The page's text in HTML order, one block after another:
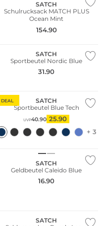
SATCH
Schulrucksack MATCH PLUS
Ocean Mint
154.90
SATCH
Sportbeutel Nordic Blue
31.90
DEAL
SATCH
Sportbeutel Blue Tech
UVP40.90 25.90
+ 3
Nachhaltig
SATCH
Geldbeutel Caleido Blue
16.90
SATCH